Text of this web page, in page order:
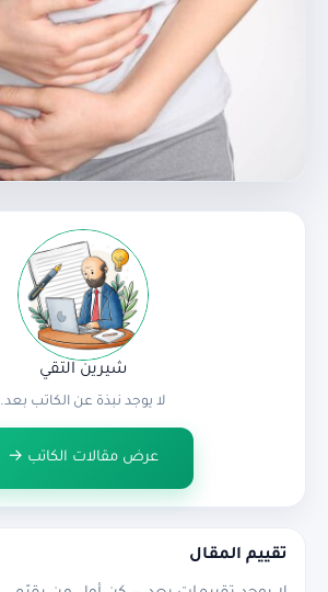
شيرين التقي
لا يوجد نبذة عن الكاتب بعد.
عرض مقالات الكاتب →
تقييم المقال